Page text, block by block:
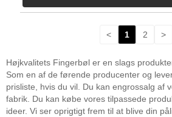
< 1 2 >
Højkvalitets Fingerbøl er en slags
Som en af ​​de førende producenter og
prisliste, hvis du vil. Du kan engrossalg af
fabrik. Du kan købe vores tilpassede
ideer. Vi ser oprigtigt frem til at blive din